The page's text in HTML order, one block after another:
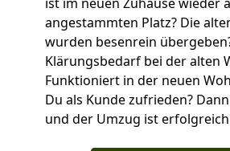
angestammten Platz? Die
wurden besenrein
Klärungsbedarf bei der alten
Funktioniert in der neuen
Du als Kunde zufrieden?
und der Umzug ist